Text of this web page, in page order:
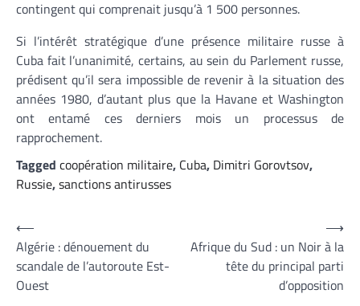
contingent qui comprenait jusqu’à 1 500 personnes.
Si l’intérêt stratégique d’une présence militaire russe à
Cuba fait l’unanimité, certains, au sein du Parlement russe,
prédisent qu’il sera impossible de revenir à la situation des
années 1980, d’autant plus que la Havane et Washington
ont entamé ces derniers mois un processus de
rapprochement.
Tagged coopération militaire, Cuba, Dimitri Gorovtsov,
Russie,sanctions antirusses
Navigation
de
l’article
⟵
Algérie : dénouement du
scandale de l’autoroute Est-
Ouest
Afrique du Sud : un Noir à la
tête du principal parti
d’opposition
⟶